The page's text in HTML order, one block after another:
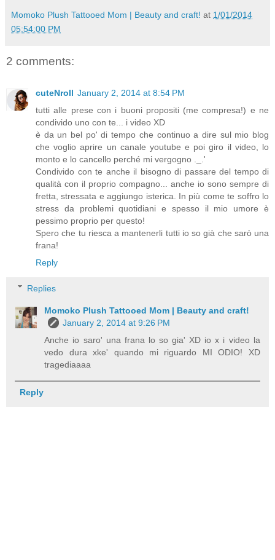
Momoko Plush Tattooed Mom | Beauty and craft! at 1/01/2014
05:54:00 PM
2 comments:
cuteNroll January 2, 2014 at 8:54 PM
tutti alle prese con i buoni propositi (me compresa!) e ne
condivido uno con te... i video XD
è da un bel po' di tempo che continuo a dire sul mio blog
che voglio aprire un canale youtube e poi giro il video, lo
monto e lo cancello perché mi vergogno ._.'
Condivido con te anche il bisogno di passare del tempo di
qualità con il proprio compagno... anche io sono sempre di
fretta, stressata e aggiungo isterica. In più come te soffro lo
stress da problemi quotidiani e spesso il mio umore è
pessimo proprio per questo!
Spero che tu riesca a mantenerli tutti io so già che sarò una
frana!
Reply
Replies
Momoko Plush Tattooed Mom | Beauty and craft!
January 2, 2014 at 9:26 PM
Anche io saro' una frana lo so gia' XD io x i video la
vedo dura xke' quando mi riguardo MI ODIO! XD
tragediaaaa
Reply